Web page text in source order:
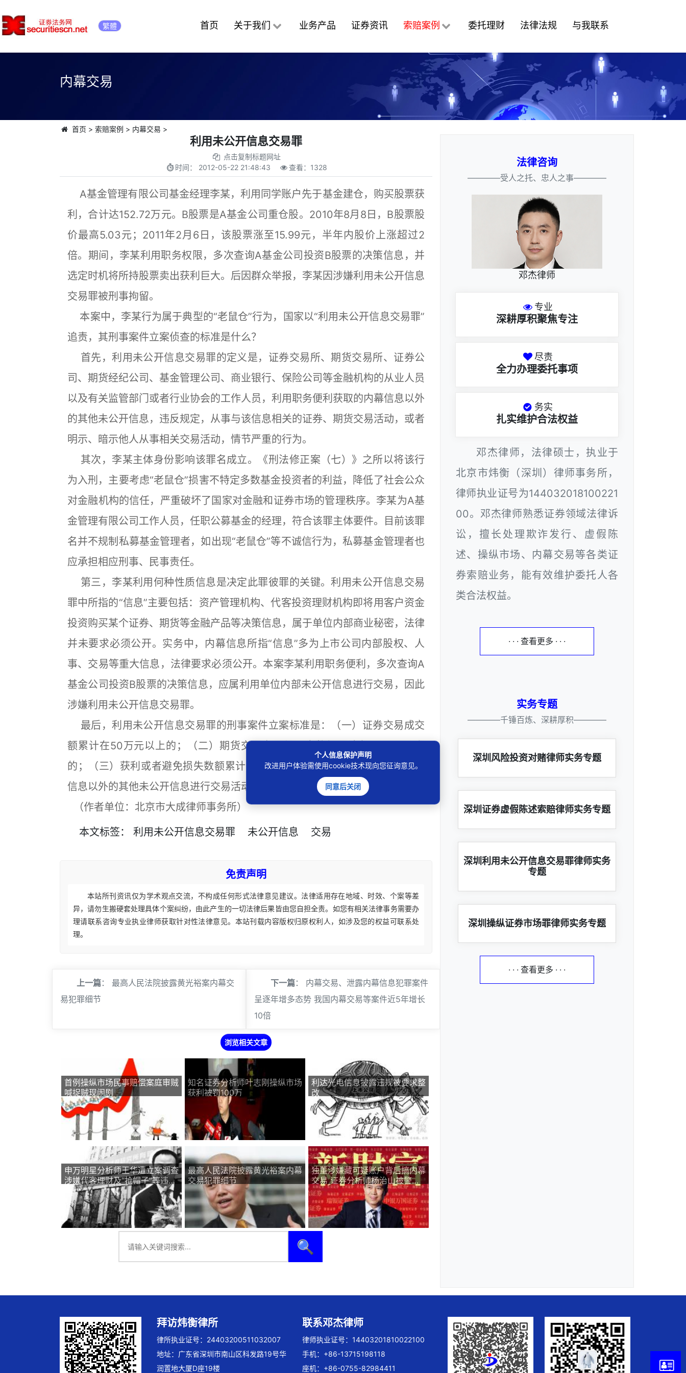
繁體 首页 关于我们 业务产品 证券资讯 索赔案例 委托理财 法律法规 与我联系
内幕交易
首页 > 索赔案例 > 内幕交易 >
利用未公开信息交易罪
点击复制标题网址
时间： 2012-05-22 21:48:43 查看： 1328
A基金管理有限公司基金经理李某，利用同学账户先于基金建仓，购买股票获
利，合计达152.72万元。B股票是A基金公司重仓股。2010年8月8日，B股票股
价最高5.03元；2011年2月6日，该股票涨至15.99元，半年内股价上涨超过2
倍。期间，李某利用职务权限，多次查询A基金公司投资B股票的决策信息，并
选定时机将所持股票卖出获利巨大。后因群众举报，李某因涉嫌利用未公开信息
交易罪被刑事拘留。
本案中，李某行为属于典型的“老鼠仓”行为，国家以“利用未公开信息交易罪”
追责，其刑事案件立案侦查的标准是什么？
首先，利用未公开信息交易罪的定义是，证券交易所、期货交易所、证券公
司、期货经纪公司、基金管理公司、商业银行、保险公司等金融机构的从业人员
以及有关监管部门或者行业协会的工作人员，利用职务便利获取的内幕信息以外
的其他未公开信息，违反规定，从事与该信息相关的证券、期货交易活动，或者
明示、暗示他人从事相关交易活动，情节严重的行为。
其次，李某主体身份影响该罪名成立。《刑法修正案（七）》之所以将该行
为入刑，主要考虑“老鼠仓”损害不特定多数基金投资者的利益，降低了社会公众
对金融机构的信任，严重破坏了国家对金融和证券市场的管理秩序。李某为A基
金管理有限公司工作人员，任职公募基金的经理，符合该罪主体要件。目前该罪
名并不规制私募基金管理者，如出现“老鼠仓”等不诚信行为，私募基金管理者也
应承担相应刑事、民事责任。
第三，李某利用何种性质信息是决定此罪彼罪的关键。利用未公开信息交易
罪中所指的“信息”主要包括：资产管理机构、代客投资理财机构即将用客户资金
投资购买某个证券、期货等金融产品等决策信息，属于单位内部商业秘密，法律
并未要求必须公开。实务中，内幕信息所指“信息”多为上市公司内部股权、人
事、交易等重大信息，法律要求必须公开。本案李某利用职务便利，多次查询A
基金公司投资B股票的决策信息，应属利用单位内部未公开信息进行交易，因此
涉嫌利用未公开信息交易罪。
最后，利用未公开信息交易罪的刑事案件立案标准是：（一）证券交易成交
额累计在50万元以上的；（二）期货交易占用保证金数额累计在30万元以上
的；（三）获利或者避免损失数额累计在15万元以上的；（四）多次利用内幕
信息以外的其他未公开信息进行交易活动的；（五）其他情节严重的情形。
（作者单位：北京市大成律师事务所）
本文标签： 利用未公开信息交易罪 未公开信息 交易
免责声明
本站所刊资讯仅为学术观点交流，不构成任何形式法律意见建议。法律适用存在地域、时效、个案等差
异，请勿生搬硬套处理具体个案纠纷，由此产生的一切法律后果皆由您自担全责。如您有相关法律事务需要办
理请联系咨询专业执业律师获取针对性法律意见。本站刊载内容版权归原权利人，如涉及您的权益可联系处
理。
上一篇： 最高人民法院披露黄光裕案内幕交
易犯罪细节
下一篇： 内幕交易、泄露内幕信息犯罪案件
呈逐年增多态势 我国内幕交易等案件近5年增长
10倍
浏览相关文章
首例操纵市场民事赔偿案庭审贼
喊捉贼现闹剧
知名证券分析师叶志刚操纵市场
获利被罚100万
利达光电信息披露违规被要求整
改
申万明星分析师王华遭立案调查
涉嫌代客理财及“抢帽子”等违规
交易
最高人民法院披露黄光裕案内幕
交易犯罪细节
独董涉嫌藏可疑账户背后搞内幕
交易 证券分析师杨治山被警方
刑事拘留
🔍
法律咨询
————受人之托、忠人之事————
邓杰律师
专业
深耕厚积聚焦专注
尽责
全力办理委托事项
务实
扎实维护合法权益
邓杰律师，法律硕士，执业于
北京市炜衡（深圳）律师事务所，
律师执业证号为144032018100221
00。邓杰律师熟悉证券领域法律诉
讼，擅长处理欺诈发行、虚假陈
述、操纵市场、内幕交易等各类证
券索赔业务，能有效维护委托人各
类合法权益。
· · · 查看更多 · · ·
实务专题
————千锤百炼、深耕厚积————
深圳风险投资对赌律师实务专题
深圳证券虚假陈述索赔律师实务专题
深圳利用未公开信息交易罪律师实务
专题
深圳操纵证券市场罪律师实务专题
· · · 查看更多 · · ·
拜访炜衡律所
律所执业证号：24403200511032007
地址：广东省深圳市南山区科发路19号华
润置地大厦D座19楼
联系邓杰律师
律师执业证号：14403201810022100
手机：+86-13715198118
座机：+86-0755-82984411
个人信息保护声明
改进用户体验需使用cookie技术现向您征询意见。
同意后关闭